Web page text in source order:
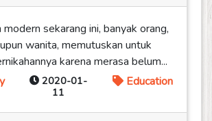
modern sekarang ini, banyak orang,
wanita, memutuskan untuk
karena merasa belum...
2020-01-
11
Education